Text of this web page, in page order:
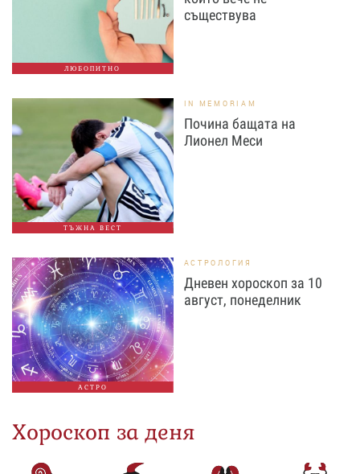
ЛЮБОПИТНО
съществува
ТЪЖНА ВЕСТ
IN MEMORIAM
Почина бащата на
Лионел Меси
АСТРО
АСТРОЛОГИЯ
Дневен хороскоп за 10
август, понеделник
Хороскоп за деня